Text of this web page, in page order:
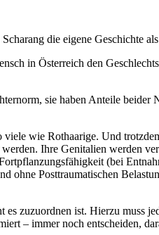
die eigene Geschichte
in Österreich den
sie haben Anteile
wie Rothaarige. Und
Ihre Genitalien werden
(bei
Posttraumatischen
zuzuordnen ist. Hierzu muss
– immer noch entscheiden,